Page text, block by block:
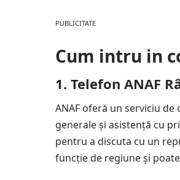
PUBLICITATE
Cum intru in
1.Telefon ANAF
ANAF oferă un serviciu
generale și asistență cu
pentru a discuta cu un
funcție de regiune și